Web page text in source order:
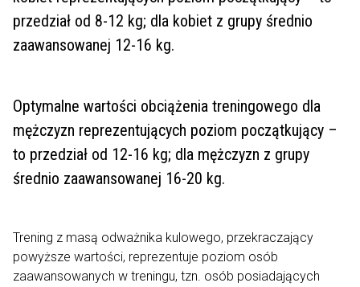
przedział od 8-12 kg; dla kobiet z grupy średnio
zaawansowanej 12-16 kg.
Optymalne wartości obciążenia treningowego dla
mężczyzn reprezentujących poziom początkujący –
to przedział od 12-16 kg; dla mężczyzn z grupy
średnio zaawansowanej 16-20 kg.
Trening z masą odważnika kulowego, przekraczający
powyższe wartości, reprezentuje poziom osób
zaawansowanych w treningu, tzn. osób posiadających